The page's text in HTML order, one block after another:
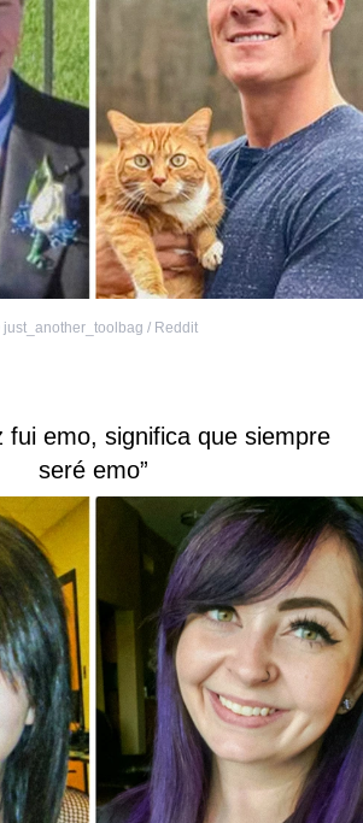
just_another_toolbag / Reddit
fui emo, significa que siempre
seré emo”